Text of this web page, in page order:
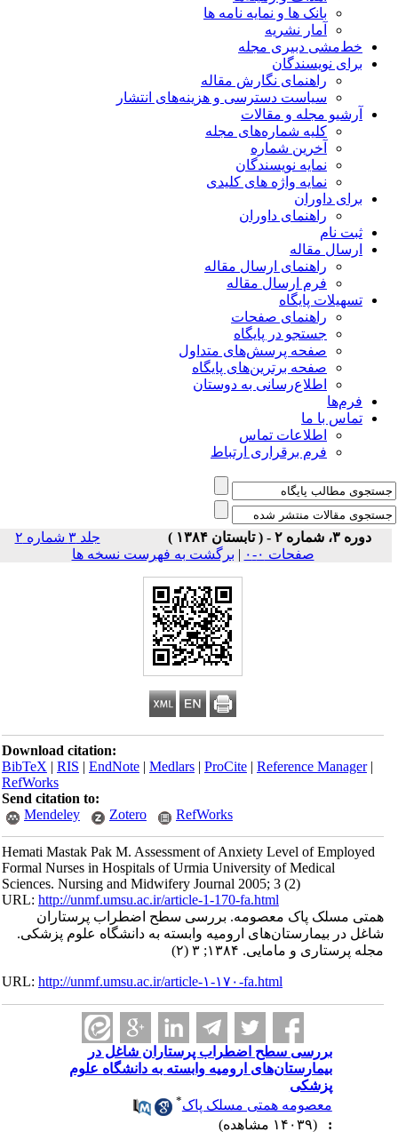
بانک ها و نمایه نامه ها
آمار نشریه
خط‌مشی دبیری مجله
برای نویسندگان
راهنمای نگارش مقاله
سیاست دسترسی و هزینه‌های انتشار
آرشیو مجله و مقالات
کلیه شماره‌های مجله
آخرین شماره
نمایه نویسندگان
نمایه واژه های کلیدی
برای داوران
راهنمای داوران
ثبت نام
ارسال مقاله
راهنمای ارسال مقاله
فرم ارسال مقاله
تسهیلات پایگاه
راهنمای صفحات
جستجو در پایگاه
صفحه پرسش‌های متداول
صفحه برترین‌های پایگاه
اطلاع‌رسانی به دوستان
فرم‌ها
تماس با ما
اطلاعات تماس
فرم برقراری ارتباط
دوره ۳، شماره ۲ - ( تابستان ۱۳۸۴ )
جلد ۳ شماره ۲
صفحات ۰-۰
| برگشت به فهرست نسخه ها
Download citation:
BibTeX|RIS|EndNote|Medlars|ProCite|Reference Manager
RefWorks
Send citation to:
Mendeley
Zotero RefWorks
Hemati Mastak Pak M. Assessment of Anxiety Level of Employed
Formal Nurses in Hospitals of Urmia University of Medical
Sciences. Nursing and Midwifery Journal 2005; 3 (2)
URL:http://unmf.umsu.ac.ir/article-1-170-fa.html
همتی مسلک پاک معصومه. بررسی سطح اضطراب پرستاران
شاغل در بیمارستان‌های ارومیه وابسته به دانشگاه علوم پزشکی.
مجله پرستاری و مامایی. ۱۳۸۴; ۳ (۲)
URL:http://unmf.umsu.ac.ir/article-۱-۱۷۰-fa.html
بررسی سطح اضطراب پرستاران شاغل در
بیمارستان‌های ارومیه وابسته به دانشگاه علوم
پزشکی
معصومه همتی مسلک پاک*